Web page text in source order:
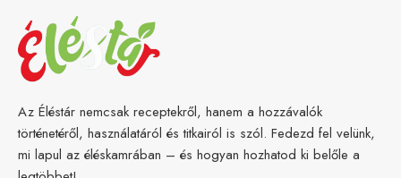
Az Éléstár nemcsak receptekről, hanem a hozzávalók
történetéről, használatáról és titkairól is szól. Fedezd fel velünk,
mi lapul az éléskamrában – és hogyan hozhatod ki belőle a